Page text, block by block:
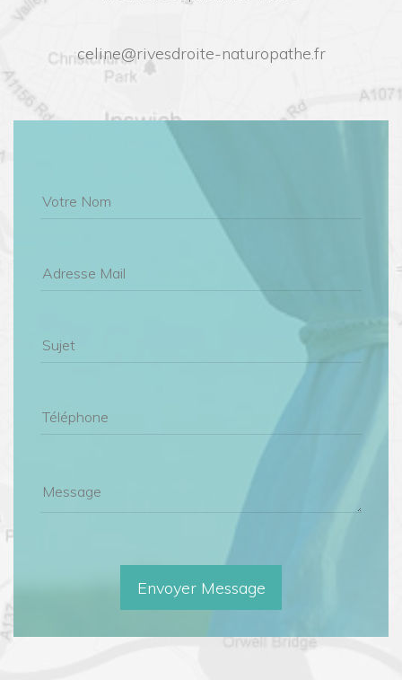
celine@rivesdroite-naturopathe.fr